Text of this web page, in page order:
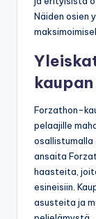
Näiden osien
Forzathon-
pelaajille
osallistumalla
ansaita
haasteita,
esineisiin.
asusteita ja